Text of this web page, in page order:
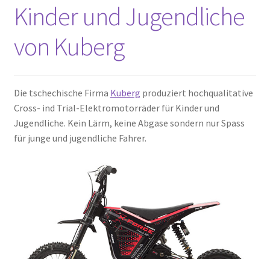
Zum Onlineshop in der Web Version
Kinder und Jugendliche
von Kuberg
Die tschechische Firma Kuberg produziert hochqualitative
Cross- ind Trial-Elektromotorräder für Kinder und
Jugendliche. Kein Lärm, keine Abgase sondern nur Spass
für junge und jugendliche Fahrer.